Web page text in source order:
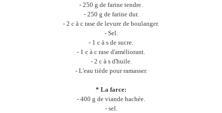
- 250 g de farine tendre.
- 250 g de farine dur.
- 2 c à c rase de levure de boulanger.
- Sel.
- 1 c à s de sucre.
- 1 c à c rase d'améliorant.
- 2 c à s d'huile.
- L'eau tiède pour ramasser.
* La farce:
- 400 g de viande hachée.
- sel.